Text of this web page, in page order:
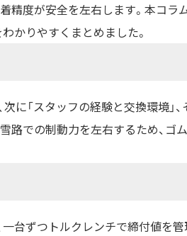
度が安全を左右します。本コラ
かりやすくまとめました。
に「スタッフの経験と交換環境」
路での制動力を左右するため、ゴ
台ずつトルクレンチで締付値を